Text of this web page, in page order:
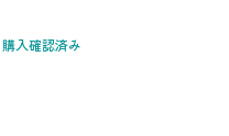
購入確認済み